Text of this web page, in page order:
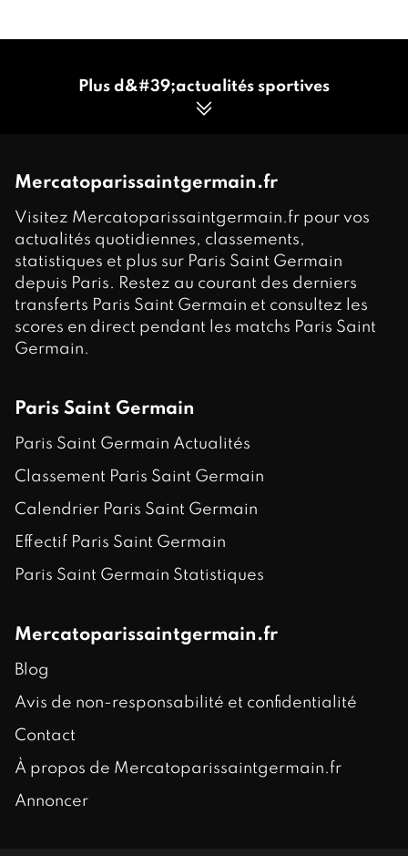
Plus d&#39;actualités sportives
Mercatoparissaintgermain.fr
Visitez Mercatoparissaintgermain.fr pour vos
actualités quotidiennes, classements,
statistiques et plus sur Paris Saint Germain
depuis Paris. Restez au courant des derniers
transferts Paris Saint Germain et consultez les
scores en direct pendant les matchs Paris Saint
Germain.
Paris Saint Germain
Paris Saint Germain Actualités
Classement Paris Saint Germain
Calendrier Paris Saint Germain
Effectif Paris Saint Germain
Paris Saint Germain Statistiques
Mercatoparissaintgermain.fr
Blog
Avis de non-responsabilité et confidentialité
Contact
À propos de Mercatoparissaintgermain.fr
Annoncer